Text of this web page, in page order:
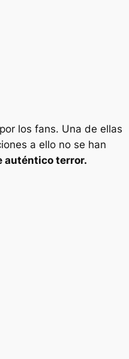
los fans. Una de ellas
a ello no se han
auténtico terror.